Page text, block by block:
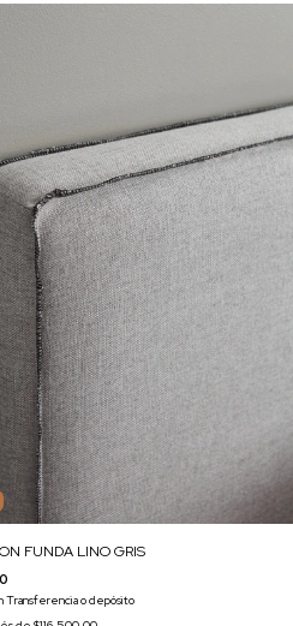
FUNDA LINO GRIS
Transferencia o depósito